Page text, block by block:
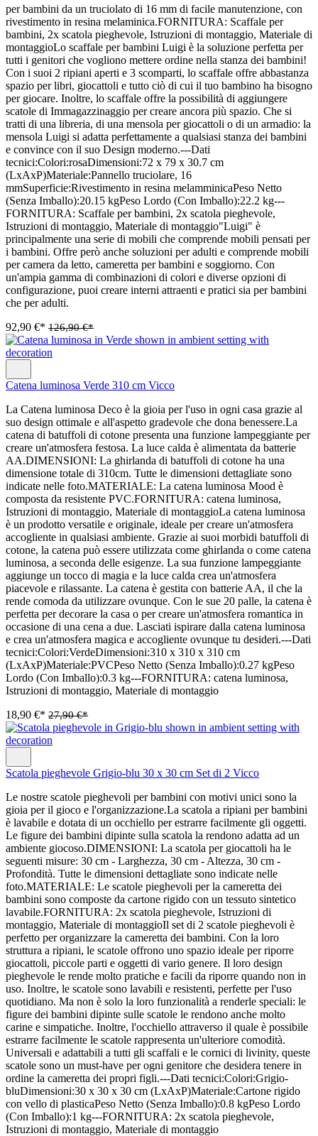
per bambini da un truciolato di 16 mm di facile manutenzione, con
rivestimento in resina melaminica.FORNITURA: Scaffale per
bambini, 2x scatola pieghevole, Istruzioni di montaggio, Materiale di
montaggioLo scaffale per bambini Luigi è la soluzione perfetta per
tutti i genitori che vogliono mettere ordine nella stanza dei bambini!
Con i suoi 2 ripiani aperti e 3 scomparti, lo scaffale offre abbastanza
spazio per libri, giocattoli e tutto ciò di cui il tuo bambino ha bisogno
per giocare. Inoltre, lo scaffale offre la possibilità di aggiungere
scatole di Immagazzinaggio per creare ancora più spazio. Che si
tratti di una libreria, di una mensola per giocattoli o di un armadio: la
mensola Luigi si adatta perfettamente a qualsiasi stanza dei bambini
e convince con il suo Design moderno.---Dati
tecnici:Colori:rosaDimensioni:72 x 79 x 30.7 cm
(LxAxP)Materiale:Pannello truciolare, 16
mmSuperficie:Rivestimento in resina melamminicaPeso Netto
(Senza Imballo):20.15 kgPeso Lordo (Con Imballo):22.2 kg---
FORNITURA: Scaffale per bambini, 2x scatola pieghevole,
Istruzioni di montaggio, Materiale di montaggio"Luigi" è
principalmente una serie di mobili che comprende mobili pensati per
i bambini. Offre però anche soluzioni per adulti e comprende mobili
per camera da letto, cameretta per bambini e soggiorno. Con
un'ampia gamma di combinazioni di colori e diverse opzioni di
configurazione, puoi creare interni attraenti e pratici sia per bambini
che per adulti.
92,90 €* 126,90 €*
Catena luminosa Verde 310 cm Vicco
La Catena luminosa Deco è la gioia per l'uso in ogni casa grazie al
suo design ottimale e all'aspetto gradevole che dona benessere.La
catena di batuffoli di cotone presenta una funzione lampeggiante per
creare un'atmosfera festosa. La luce calda è alimentata da batterie
AA.DIMENSIONI: La ghirlanda di batuffoli di cotone ha una
dimensione totale di 310cm. Tutte le dimensioni dettagliate sono
indicate nelle foto.MATERIALE: La catena luminosa Mood è
composta da resistente PVC.FORNITURA: catena luminosa,
Istruzioni di montaggio, Materiale di montaggioLa catena luminosa
è un prodotto versatile e originale, ideale per creare un'atmosfera
accogliente in qualsiasi ambiente. Grazie ai suoi morbidi batuffoli di
cotone, la catena può essere utilizzata come ghirlanda o come catena
luminosa, a seconda delle esigenze. La sua funzione lampeggiante
aggiunge un tocco di magia e la luce calda crea un'atmosfera
piacevole e rilassante. La catena è gestita con batterie AA, il che la
rende comoda da utilizzare ovunque. Con le sue 20 palle, la catena è
perfetta per decorare la casa o per creare un'atmosfera romantica in
occasione di una cena a due. Lasciati ispirare dalla catena luminosa
e crea un'atmosfera magica e accogliente ovunque tu desideri.---Dati
tecnici:Colori:VerdeDimensioni:310 x 310 x 310 cm
(LxAxP)Materiale:PVCPeso Netto (Senza Imballo):0.27 kgPeso
Lordo (Con Imballo):0.3 kg---FORNITURA: catena luminosa,
Istruzioni di montaggio, Materiale di montaggio
18,90 €* 27,90 €*
Scatola pieghevole Grigio-blu 30 x 30 cm Set di 2 Vicco
Le nostre scatole pieghevoli per bambini con motivi unici sono la
gioia per il gioco e l'organizzazione.La scatola a ripiani per bambini
è lavabile e dotata di un occhiello per estrarre facilmente gli oggetti.
Le figure dei bambini dipinte sulla scatola la rendono adatta ad un
ambiente giocoso.DIMENSIONI: La scatola per giocattoli ha le
seguenti misure: 30 cm - Larghezza, 30 cm - Altezza, 30 cm -
Profondità. Tutte le dimensioni dettagliate sono indicate nelle
foto.MATERIALE: Le scatole pieghevoli per la cameretta dei
bambini sono composte da cartone rigido con un tessuto sintetico
lavabile.FORNITURA: 2x scatola pieghevole, Istruzioni di
montaggio, Materiale di montaggioIl set di 2 scatole pieghevoli è
perfetto per organizzare la cameretta dei bambini. Con la loro
struttura a ripiani, le scatole offrono uno spazio ideale per riporre
giocattoli, piccole parti e oggetti di vario genere. Il loro design
pieghevole le rende molto pratiche e facili da riporre quando non in
uso. Inoltre, le scatole sono lavabili e resistenti, perfette per l'uso
quotidiano. Ma non è solo la loro funzionalità a renderle speciali: le
figure dei bambini dipinte sulle scatole le rendono anche molto
carine e simpatiche. Inoltre, l'occhiello attraverso il quale è possibile
estrarre facilmente le scatole rappresenta un'ulteriore comodità.
Universali e adattabili a tutti gli scaffali e le cornici di livinity, queste
scatole sono un must-have per ogni genitore che desidera tenere in
ordine la cameretta dei propri figli.---Dati tecnici:Colori:Grigio-
bluDimensioni:30 x 30 x 30 cm (LxAxP)Materiale:Cartone rigido
con vello di plasticaPeso Netto (Senza Imballo):0.8 kgPeso Lordo
(Con Imballo):1 kg---FORNITURA: 2x scatola pieghevole,
Istruzioni di montaggio, Materiale di montaggio